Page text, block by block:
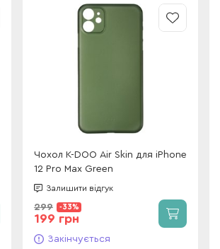
Чохол K-DOO Air Skin для iPhone
12 Pro Max Green
Залишити відгук
299 -33%
199 грн
Закінчується